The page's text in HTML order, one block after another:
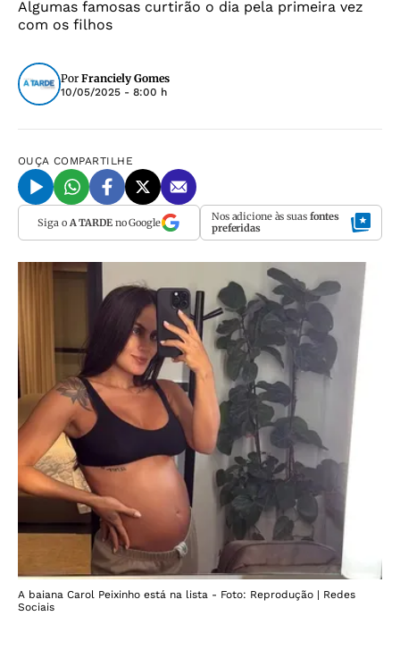
Algumas famosas curtirão o dia pela primeira vez
com os filhos
Por Franciely Gomes
10/05/2025 - 8:00 h
OUÇA COMPARTILHE
Siga o A TARDEno Google Nos adicione às suas fontes
preferidas
A baiana Carol Peixinho está na lista - Foto: Reprodução | Redes
Sociais